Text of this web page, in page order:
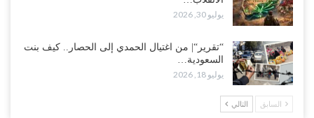
“تعز“| مع اقتراب إعادة الهيكلة السعودية.. سباق بين طارق والإصلاح
لإشعال حرب..!
أغسطس 2, 2026
“حضرموت“| تغييرات سعودية بصفوف قيادة “درع الوطن” المتمركز
بالعبر.. هل بدأت الرياض إعادة هيكلة فصائلها بعد…
أغسطس 2, 2026
يوليو 30, 2026
“تقرير“| من اغتيال الحمدي إلى الحصار.. كيف بنت
السعودية…
يوليو 18, 2026
السابق التالي